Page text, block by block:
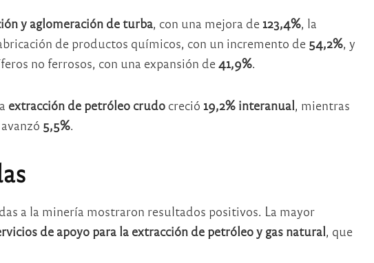
y aglomeración de turba, con una mejora de 123,4%, la
de productos químicos, con un incremento de 54,2%, y
no ferrosos, con una expansión de41,9%.
extracción de petróleo crudocreció 19,2% interanual, mientras
5,5%.
a la minería mostraron resultados positivos. La mayor
de apoyo para la extracción de petróleo y gas natural, que